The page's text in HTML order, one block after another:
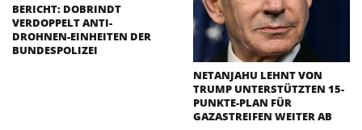
BERICHT: DOBRINDT
VERDOPPELT ANTI-
DROHNEN-EINHEITEN DER
BUNDESPOLIZEI
NETANJAHU LEHNT VON
TRUMP UNTERSTÜTZTEN 15-
PUNKTE-PLAN FÜR
GAZASTREIFEN WEITER AB